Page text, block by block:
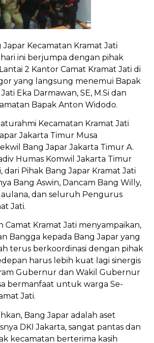
Japar Kecamatan Kramat Jati
ini berjumpa dengan pihak
2 Kantor Camat Kramat Jati di
yang langsung menemui Bapak
Eka Darmawan, SE, M.Si dan
Bapak Anton Widodo.
Kecamatan Kramat Jati
Jakarta Timur Musa
Bang Japar Jakarta Timur A.
Humas Komwil Jakarta Timur
dari Pihak Bang Japar Kramat Jati
Bang Aswin, Dancam Bang Willy,
dan seluruh Pengurus
Jati.
Camat Kramat Jati menyampaikan,
Bangga kepada Bang Japar yang
terus berkoordinasi dengan pihak
harus lebih kuat lagi sinergis
Gubernur dan Wakil Gubernur
bermanfaat untuk warga Se-
Jati.
Bang Japar adalah aset
DKI Jakarta, sangat pantas dan
kecamatan berterima kasih